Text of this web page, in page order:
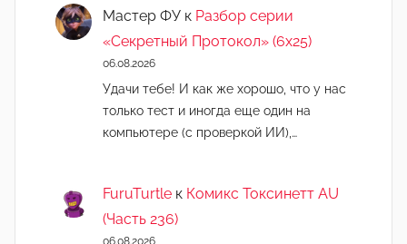
Мастер ФУ к Разбор серии
«Секретный Протокол» (6х25)
06.08.2026
Удачи тебе! И как же хорошо, что у нас
только тест и иногда еще один на
компьютере (с проверкой ИИ),…
FuruTurtle к Комикс Токсинетт AU
(Часть 236)